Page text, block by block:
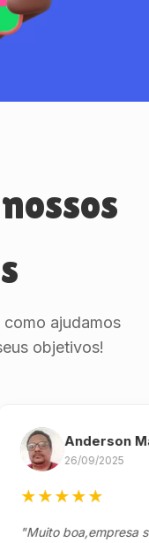
como ajudamos
objetivos!
Anderson
26/09/2025
★★★
boa,empresa séria